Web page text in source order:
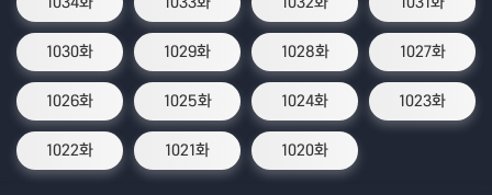
1030화 1029화 1028화 1027화
1026화 1025화 1024화 1023화
1022화 1021화 1020화